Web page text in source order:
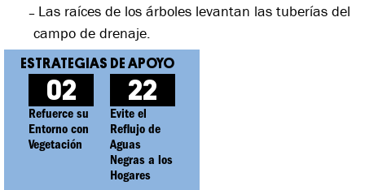
Las raíces de los árboles levantan las tuberías del
campo de drenaje.
02
Refuerce su
Entorno con
Vegetación
22
Evite el
Reflujo de
Aguas
Negras a los
Hogares